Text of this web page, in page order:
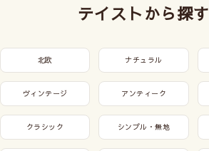
テイストから探す
北欧 ナチュラル
ヴィンテージ アンティーク
クラシック シンプル・無地